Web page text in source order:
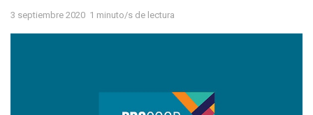
3 septiembre 2020 1 minuto/s de lectura